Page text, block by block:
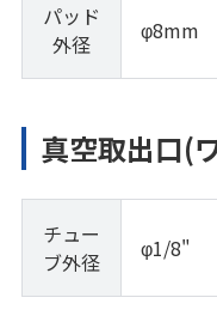
パッド
外径
φ8mm
真空取出口(
チュー
ブ外径
φ1/8"